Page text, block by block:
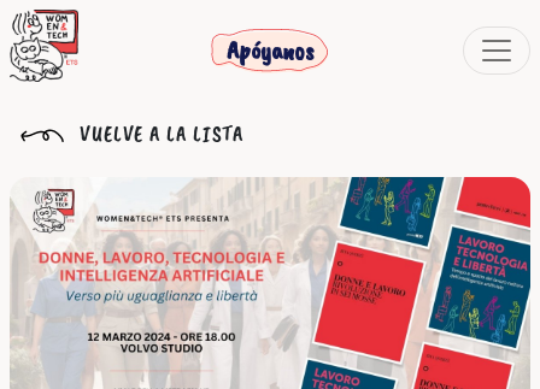
Apóyanos
VUELVE A LA LISTA